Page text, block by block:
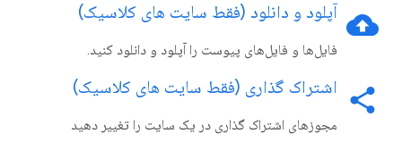
cloud_upload آپلود و دانلود (فقط سایت های کلاسیک)
فایل‌ها و فایل‌های پیوست را آپلود و دانلود کنید.
share اشتراک گذاری (فقط سایت های کلاسیک)
مجوزهای اشتراک گذاری در یک سایت را تغییر دهید